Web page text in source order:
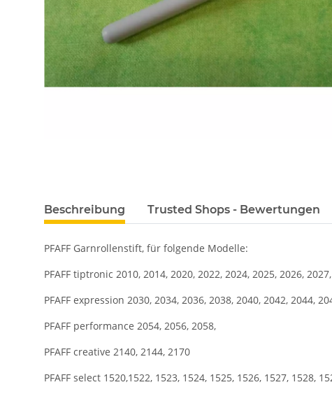
Beschreibung Trusted Shops - Bewertungen
PFAFF Garnrollenstift, für folgende Modelle:
PFAFF tiptronic 2010, 2014, 2020, 2022, 2024, 2025, 2026,
PFAFF expression 2030, 2034, 2036, 2038, 2040, 2042, 2044,
PFAFF performance 2054, 2056, 2058,
PFAFF creative 2140, 2144, 2170
PFAFF select 1520,1522, 1523, 1524, 1525, 1526, 1527, 1528,